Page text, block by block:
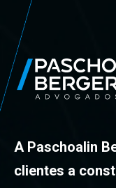
A Paschoalin
clientes a